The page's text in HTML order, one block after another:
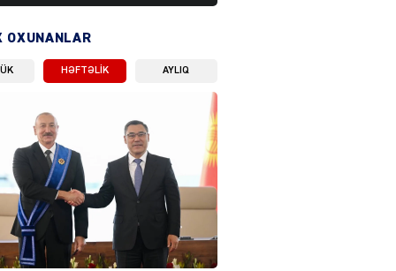
BELƏ işləyəcək
04.08.2026
layihəsi ilə bağlı AÇIQLAMA
04.08.2026
Müharibə Rusiyanın belini
bükür
04.08.2026 3987
OXUNANLAR
HƏFTƏLIK AYLIQ